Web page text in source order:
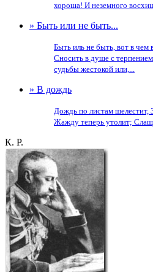
хороша! И неземного
» Быть или не быть...
Быть иль не быть, вот в
Сносить в душе с
судьбы жестокой или,...
» В дождь
Дождь по листам шелестит,
Жажду теперь утолит;
К. Р.